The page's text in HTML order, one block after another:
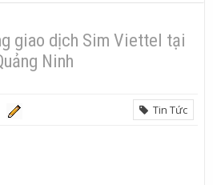
giao dịch Sim Viettel tại
Ninh
Tin Tức